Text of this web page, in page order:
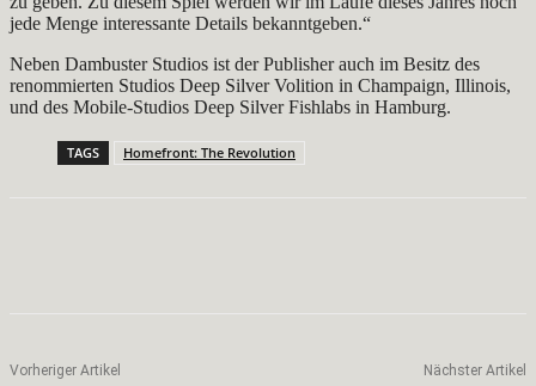
jede Menge interessante Details bekanntgeben.“
Neben Dambuster Studios ist der Publisher auch im Besitz des
renommierten Studios Deep Silver Volition in Champaign, Illinois,
und des Mobile-Studios Deep Silver Fishlabs in Hamburg.
TAGS Homefront: The Revolution
Vorheriger Artikel Nächster Artikel